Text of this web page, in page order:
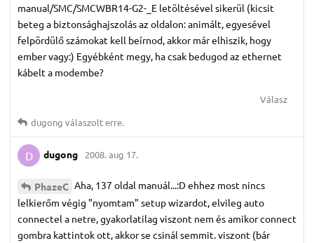
manual/SMC/SMCWBR14-G2-_E letöltésével sikerül (kicsit
beteg a biztonsághajszolás az oldalon: animált, egyesével
felpördülő számokat kell beírnod, akkor már elhiszik, hogy
ember vagy:) Egyébként megy, ha csak bedugod az ethernet
kábelt a modembe?
Válasz
dugong válaszolt erre.
D dugong 2008. aug 17.
PhazeC Aha, 137 oldal manuál...:D ehhez most nincs
lelkierőm végig "nyomtam" setup wizardot, elvileg auto
connectel a netre, gyakorlatilag viszont nem és amikor connect
gombra kattintok ott, akkor se csinál semmit. viszont (bár